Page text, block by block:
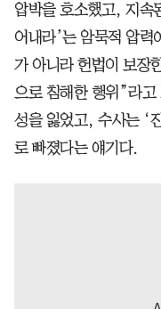
압박을 호소했고, 지속
어내라’는 암묵적 압력
가 아니라 헌법이 보장
으로 침해한 행위”라
성을 잃었고, 수사는 ‘
로 빠졌다는 얘기다.